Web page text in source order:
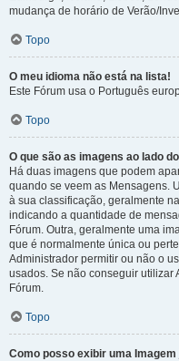
mudança de horário de Verão/
Topo
O meu idioma não está na lista!
Este Fórum usa o Português
Topo
O que são as imagens ao lado
Há duas imagens que podem
quando se veem as Mensagens.
à sua classificação, geralmente
indicando a quantidade de
Fórum. Outra, geralmente uma
que é normalmente única ou
Administrador permitir ou não o
usados. Se não conseguir utilizar
Fórum.
Topo
Como posso exibir uma